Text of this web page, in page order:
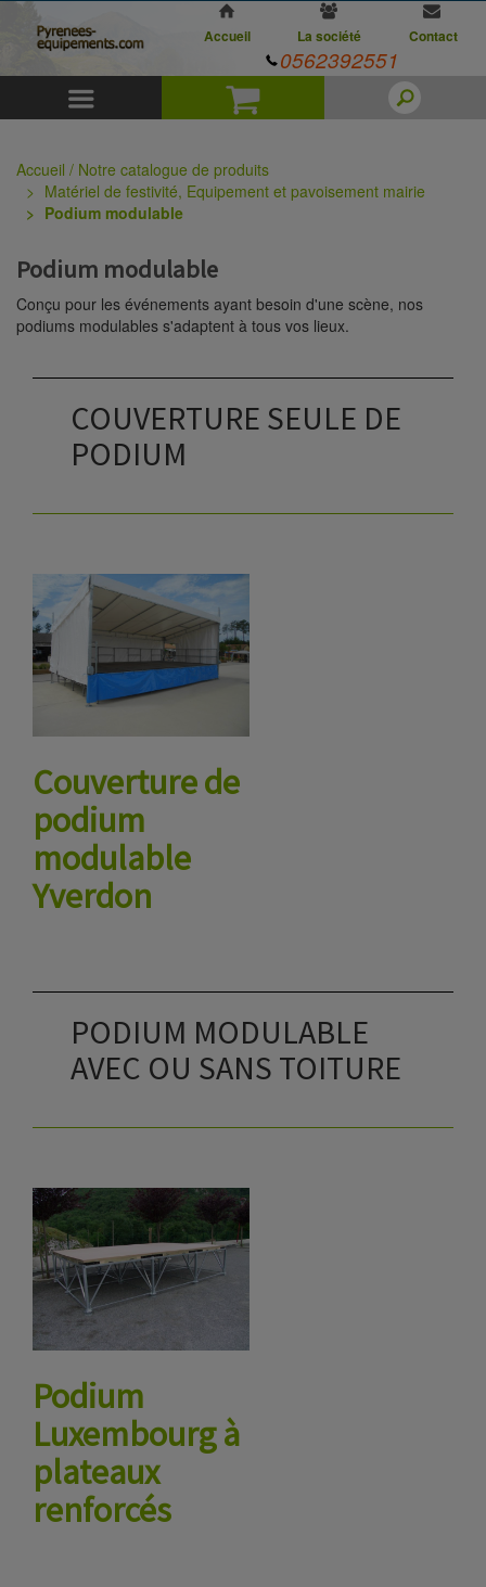
Panier
Accueil La société Contact
0562392551
Accueil / Notre catalogue de produits
Matériel de festivité, Equipement et pavoisement mairie
Podium modulable
Podium modulable
Conçu pour les événements ayant besoin d'une scène, nos
podiums modulables s'adaptent à tous vos lieux.
COUVERTURE SEULE DE
PODIUM
Couverture de
podium
modulable
Yverdon
PODIUM MODULABLE
AVEC OU SANS TOITURE
Podium
Luxembourg à
plateaux
renforcés